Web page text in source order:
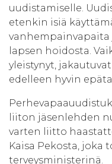
uudistamiselle.
etenkin isiä
lapsen hoidosta.
yleistynyt,
edelleen hyvin
liiton jäsenlehden
varten liitto
Kaisa Pekosta, joka
terveysministerinä.